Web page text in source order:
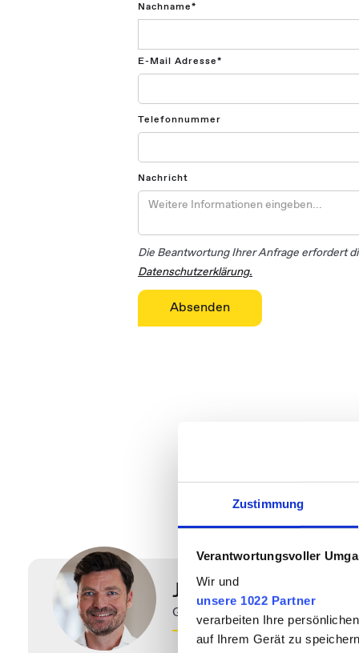
Zustimmung
Verantwortungsvoller
Wir und
unsere 1022 Partner
verarbeiten Ihre
auf Ihrem Gerät zu
Nachname*
E-Mail Adresse*
Telefonnummer
Nachricht
Die Beantwortung Ihrer Anfrage erfordert
Datenschutzerklärung.
mit
Johannes Fischer
Geschäftsführender